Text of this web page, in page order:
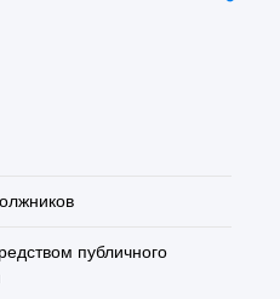
публичного